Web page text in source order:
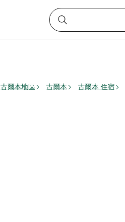
古爾本地區 古爾本 古爾本 住宿